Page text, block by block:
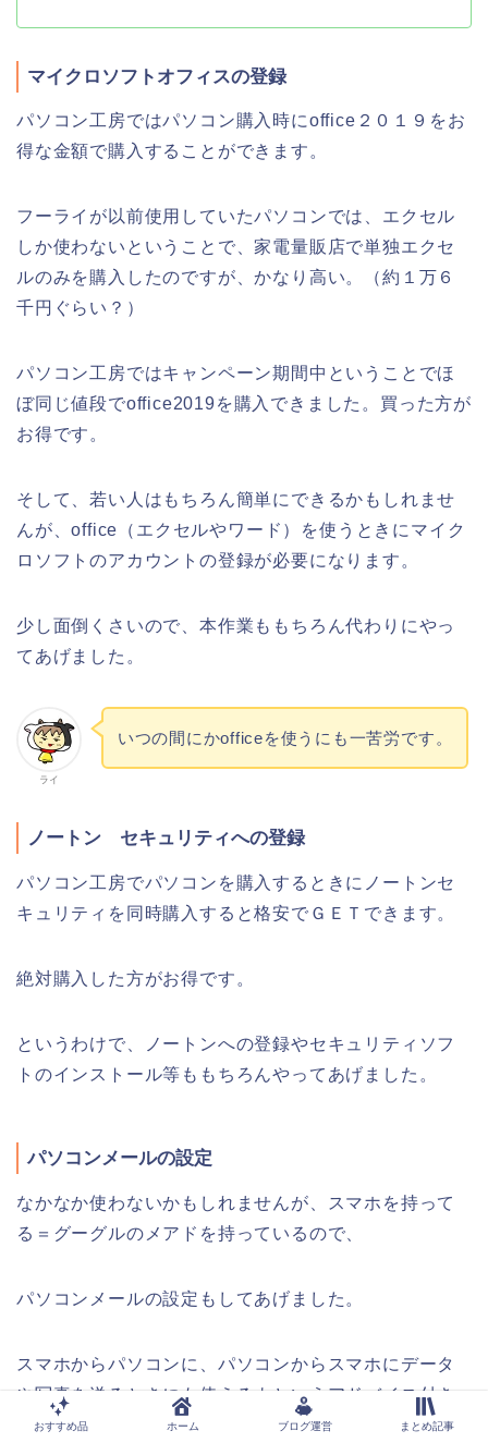
マイクロソフトオフィスの登録
パソコン工房ではパソコン購入時にoffice２０１９をお
得な金額で購入することができます。
フーライが以前使用していたパソコンでは、エクセル
しか使わないということで、家電量販店で単独エクセ
ルのみを購入したのですが、かなり高い。（約１万６
千円ぐらい？）
パソコン工房ではキャンペーン期間中ということでほ
ぼ同じ値段でoffice2019を購入できました。買った方が
お得です。
そして、若い人はもちろん簡単にできるかもしれませ
んが、office（エクセルやワード）を使うときにマイク
ロソフトのアカウントの登録が必要になります。
少し面倒くさいので、本作業ももちろん代わりにやっ
てあげました。
ライ
いつの間にかofficeを使うにも一苦労です。
ノートン セキュリティへの登録
パソコン工房でパソコンを購入するときにノートンセ
キュリティを同時購入すると格安でＧＥＴできます。
絶対購入した方がお得です。
というわけで、ノートンへの登録やセキュリティソフ
トのインストール等ももちろんやってあげました。
パソコンメールの設定
なかなか使わないかもしれませんが、スマホを持って
る＝グーグルのメアドを持っているので、
パソコンメールの設定もしてあげました。
スマホからパソコンに、パソコンからスマホにデータ
や写真を送るときにも使えるよというアドバイス付き
で。
おすすめ品 ホーム ブログ運営 まとめ記事